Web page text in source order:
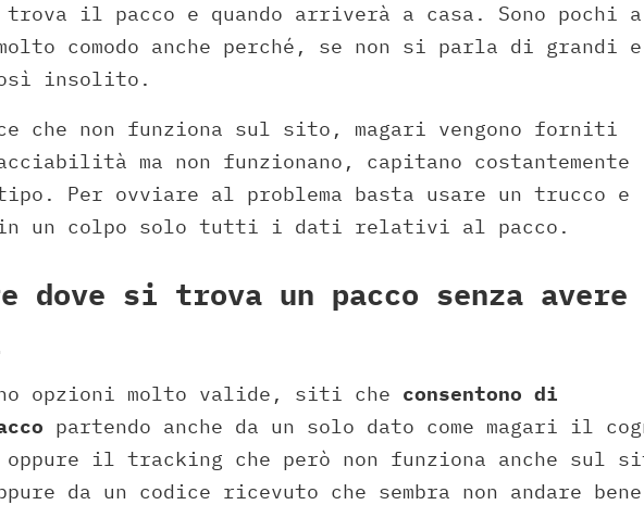
il pacco e quando arriverà a casa. Sono pochi a
comodo anche perché, se non si parla di grandi
insolito.
che non funziona sul sito, magari vengono forniti
ma non funzionano, capitano costantemente
Per ovviare al problema basta usare un trucco e
un colpo solo tutti i dati relativi al pacco.
dove si trova un pacco senza avere
opzioni molto valide, siti che consentono di
partendo anche da un solo dato come magari il
il tracking che però non funziona anche sul
da un codice ricevuto che sembra non andare